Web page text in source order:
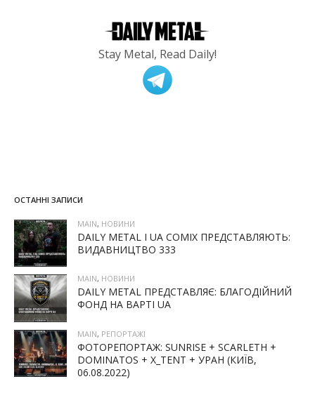
Stay Metal, Read Daily!
ОСТАННІ ЗАПИСИ
MAIN, НОВИНИ
DAILY METAL І UA COMIX ПРЕДСТАВЛЯЮТЬ:
ВИДАВНИЦТВО 333
MAIN, НОВИНИ
DAILY METAL ПРЕДСТАВЛЯЄ: БЛАГОДІЙНИЙ
ФОНД НА ВАРТІ UA
MAIN, РЕПОРТАЖІ
ФОТОРЕПОРТАЖ: SUNRISE + SCARLETH +
DOMINATOS + X_TENT + УРАН (КИЇВ,
06.08.2022)